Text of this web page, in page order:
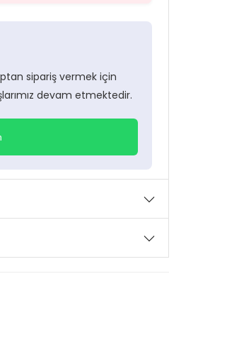
sipariş vermek için
devam etmektedir.